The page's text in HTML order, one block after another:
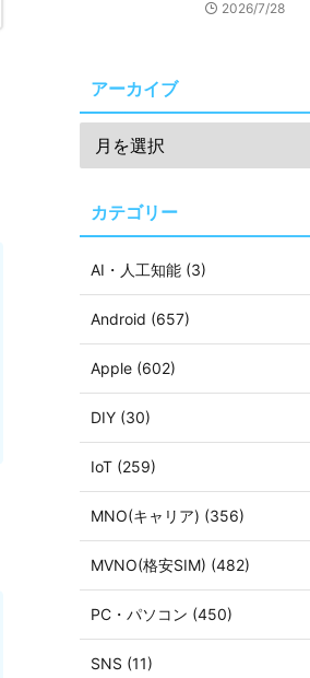
2026/7/28
アーカイブ
カテゴリー
AI・人工知能 (3)
Android (657)
Apple (602)
DIY (30)
IoT (259)
MNO(キャリア) (356)
MVNO(格安SIM) (482)
PC・パソコン (450)
SNS (11)